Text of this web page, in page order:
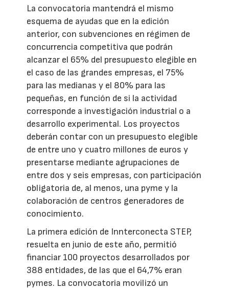
La convocatoria mantendrá el mismo
esquema de ayudas que en la edición
anterior, con subvenciones en régimen de
concurrencia competitiva que podrán
alcanzar el 65% del presupuesto elegible en
el caso de las grandes empresas, el 75%
para las medianas y el 80% para las
pequeñas, en función de si la actividad
corresponde a investigación industrial o a
desarrollo experimental. Los proyectos
deberán contar con un presupuesto elegible
de entre uno y cuatro millones de euros y
presentarse mediante agrupaciones de
entre dos y seis empresas, con participación
obligatoria de, al menos, una pyme y la
colaboración de centros generadores de
conocimiento.
La primera edición de Innterconecta STEP,
resuelta en junio de este año, permitió
financiar 100 proyectos desarrollados por
388 entidades, de las que el 64,7% eran
pymes. La convocatoria movilizó un